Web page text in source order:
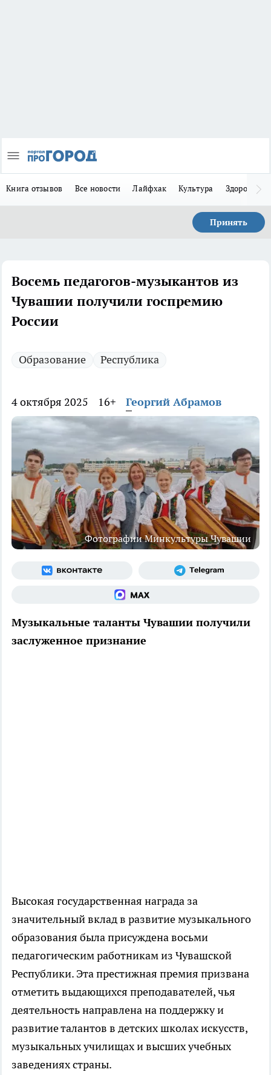
Книга отзывов Все новости Лайфхак Культура Здоровье
Принять
Восемь педагогов-музыкантов из
Чувашии получили госпремию
России
Образование Республика
4 октября 2025 16+ Георгий Абрамов
Фотографии Минкультуры Чувашии
Музыкальные таланты Чувашии получили
заслуженное признание
Высокая государственная награда за
значительный вклад в развитие музыкального
образования была присуждена восьми
педагогическим работникам из Чувашской
Республики. Эта престижная премия призвана
отметить выдающихся преподавателей, чья
деятельность направлена на поддержку и
развитие талантов в детских школах искусств,
музыкальных училищах и высших учебных
заведениях страны.